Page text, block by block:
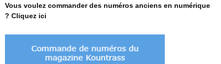
Vous voulez commander des numéros anciens en numérique
? Cliquez ici